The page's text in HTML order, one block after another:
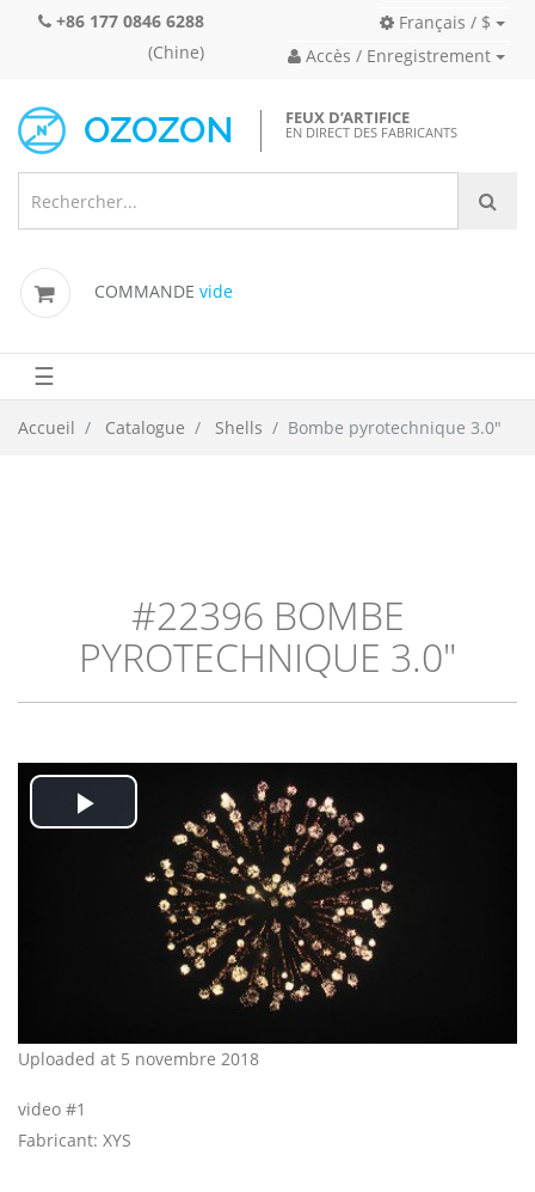
+86 177 0846 6288
(Chine)
Français / $
Accès / Enregistrement
FEUX D’ARTIFICE
EN DIRECT DES FABRICANTS
COMMANDE vide
☰
Accueil Catalogue Shells Bombe pyrotechnique 3.0"
#22396 BOMBE
PYROTECHNIQUE 3.0"
Play
Video
Uploaded at 5 novembre 2018
video #1
Fabricant: XYS